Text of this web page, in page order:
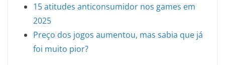
15 atitudes anticonsumidor nos games em
2025
Preço dos jogos aumentou, mas sabia que já
foi muito pior?